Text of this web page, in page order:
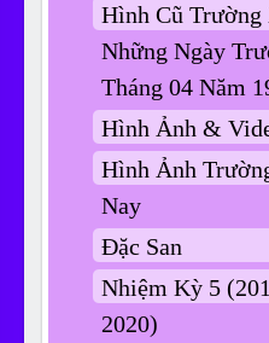
Hình Cũ Trường
Những Ngày
Tháng 04 Năm
Hình Ảnh &
Hình Ảnh
Nay
Đặc San
Nhiệm Kỳ 5
2020)